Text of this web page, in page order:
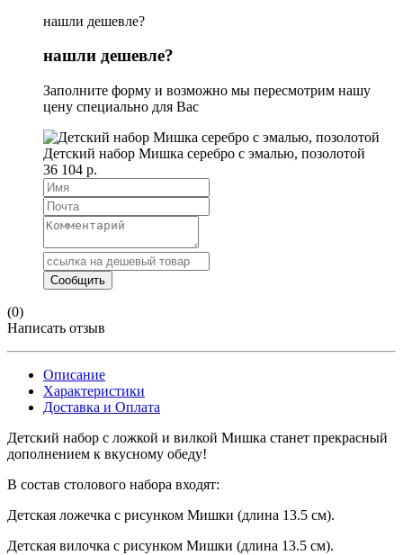
нашли дешевле?
нашли дешевле?
Заполните форму и возможно мы пересмотрим нашу
цену специально для Вас
Детский набор Мишка серебро с эмалью, позолотой
36 104 р.
(0)
Написать отзыв
Описание
Характеристики
Доставка и Оплата
Детский набор с ложкой и вилкой Мишка станет прекрасный
дополнением к вкусному обеду!
В состав столового набора входят:
Детская ложечка с рисунком Мишки (длина 13.5 см).
Детская вилочка с рисунком Мишки (длина 13.5 см).